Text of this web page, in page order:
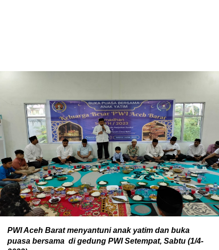
PWI Aceh Barat menyantuni anak yatim dan buka
puasa bersama di gedung PWI Setempat, Sabtu (1/4-